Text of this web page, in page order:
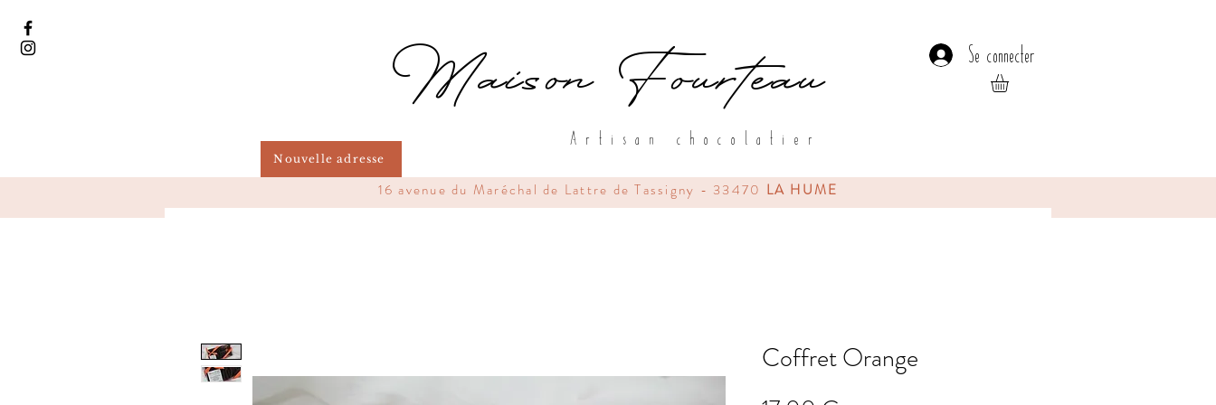
Maison Fourteau
Artisan chocolatier
Nouvelle adresse
Se connecter
16 avenue du Maréchal de Lattre de Tassigny - 33470 LA HUME
Coffret Orange